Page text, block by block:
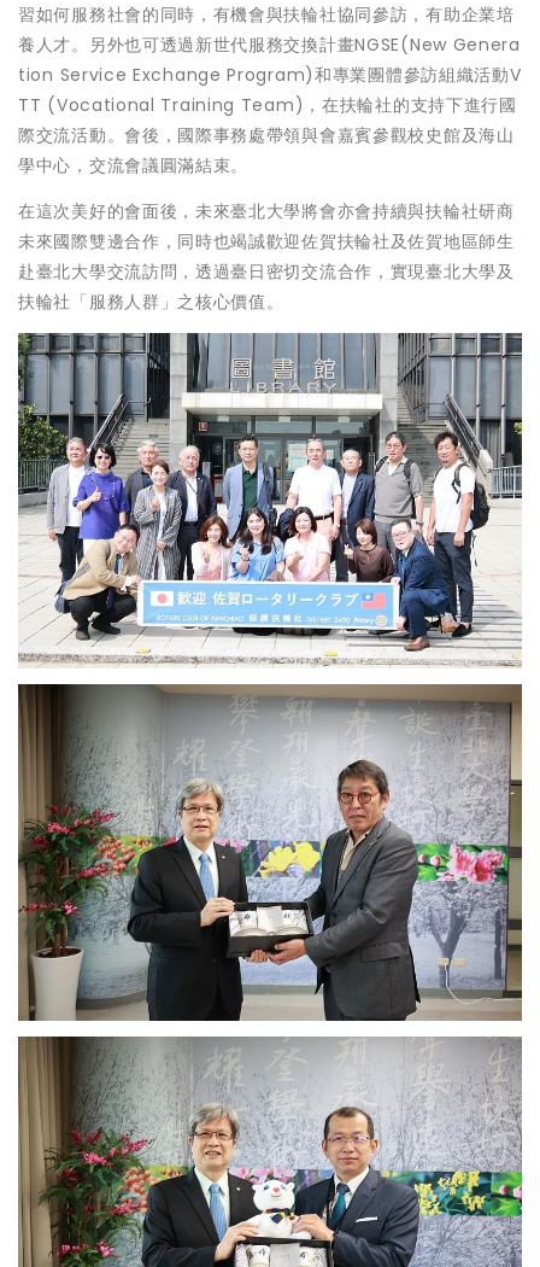
習如何服務社會的同時，有機會與扶輪社協同參訪，有助企業培
養人才。另外也可透過新世代服務交換計畫NGSE(New Genera
tion Service Exchange Program)和專業團體參訪組織活動V
TT (Vocational Training Team)，在扶輪社的支持下進行國
際交流活動。會後，國際事務處帶領與會嘉賓參觀校史館及海山
學中心，交流會議圓滿結束。
在這次美好的會面後，未來臺北大學將會亦會持續與扶輪社研商
未來國際雙邊合作，同時也竭誠歡迎佐賀扶輪社及佐賀地區師生
赴臺北大學交流訪問，透過臺日密切交流合作，實現臺北大學及
扶輪社「服務人群」之核心價值。